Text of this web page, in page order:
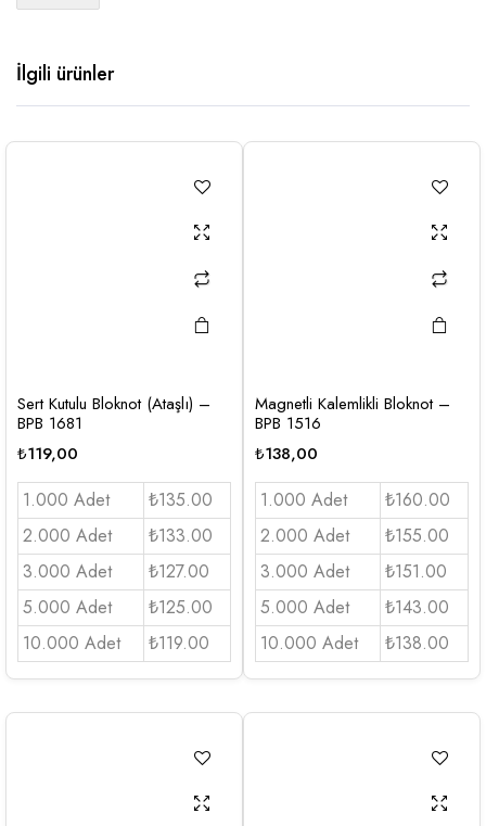
İlgili ürünler
Sert Kutulu Bloknot (Ataşlı) –
BPB 1681
₺119,00
1.000 Adet
₺135.00
2.000 Adet
₺133.00
3.000 Adet
₺127.00
5.000 Adet
₺125.00
10.000 Adet
₺119.00
Magnetli Kalemlikli Bloknot –
BPB 1516
₺138,00
1.000 Adet
₺160.00
2.000 Adet
₺155.00
3.000 Adet
₺151.00
5.000 Adet
₺143.00
10.000 Adet
₺138.00